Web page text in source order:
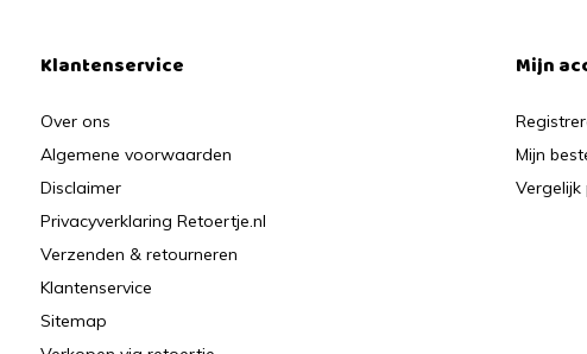
Klantenservice
Over ons
Algemene voorwaarden
Disclaimer
Privacyverklaring Retoertje.nl
Verzenden & retourneren
Klantenservice
Sitemap
Mijn
Mijn